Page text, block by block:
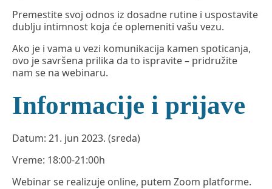
Premestite svoj odnos iz dosadne rutine i uspostavite
dublju intimnost koja će oplemeniti vašu vezu.
Ako je i vama u vezi komunikacija kamen spoticanja,
ovo je savršena prilika da to ispravite – pridružite
nam se na webinaru.
Informacije i prijave
Datum: 21. jun 2023. (sreda)
Vreme: 18:00-21:00h
Webinar se realizuje online, putem Zoom platforme.